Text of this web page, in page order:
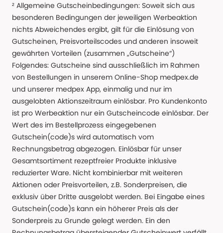
² Allgemeine Gutscheinbedingungen: Soweit sich aus
besonderen Bedingungen der jeweiligen Werbeaktion
nichts Abweichendes ergibt, gilt für die Einlösung von
Gutscheinen, Preisvorteilscodes und anderen insoweit
gewährten Vorteilen (zusammen „Gutscheine“)
Folgendes: Gutscheine sind ausschließlich im Rahmen
von Bestellungen in unserem Online-Shop medpex.de
und unserer medpex App, einmalig und nur im
ausgelobten Aktionszeitraum einlösbar. Pro Kundenkonto
ist pro Werbeaktion nur ein Gutscheincode einlösbar. Der
Wert des im Bestellprozess eingegebenen
Gutschein(code)s wird automatisch vom
Rechnungsbetrag abgezogen. Einlösbar für unser
Gesamtsortiment rezeptfreier Produkte inklusive
reduzierter Ware. Nicht kombinierbar mit weiteren
Aktionen oder Preisvorteilen, z.B. Sonderpreisen, die
exklusiv über Dritte ausgelobt werden. Bei Eingabe eines
Gutschein(code)s kann ein höherer Preis als der
Sonderpreis zu Grunde gelegt werden. Ein den